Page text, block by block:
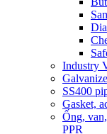
Industry
SS400
Gasket,
Ống,
PPR